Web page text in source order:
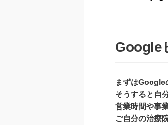
Google
まずはGoogle
そうすると自
営業時間や事
ご自分の治療